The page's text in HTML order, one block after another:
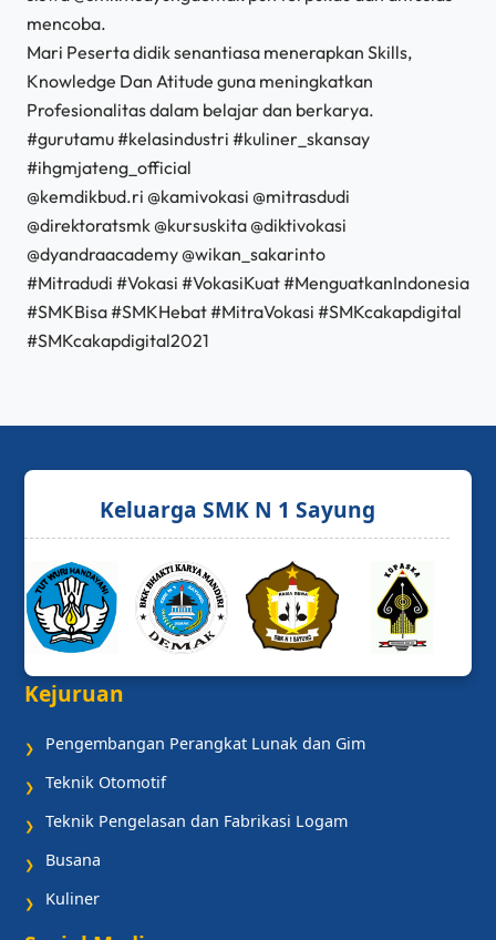
mencoba.
Mari Peserta didik senantiasa menerapkan Skills,
Knowledge Dan Atitude guna meningkatkan
Profesionalitas dalam belajar dan berkarya.
#gurutamu #kelasindustri #kuliner_skansay
#ihgmjateng_official
@kemdikbud.ri @kamivokasi @mitrasdudi
@direktoratsmk @kursuskita @diktivokasi
@dyandraacademy @wikan_sakarinto
#Mitradudi #Vokasi #VokasiKuat #MenguatkanIndonesia
#SMKBisa #SMKHebat #MitraVokasi #SMKcakapdigital
#SMKcakapdigital2021
Keluarga SMK N 1 Sayung
Kejuruan
❯ Pengembangan Perangkat Lunak dan Gim
❯ Teknik Otomotif
❯ Teknik Pengelasan dan Fabrikasi Logam
❯ Busana
❯ Kuliner